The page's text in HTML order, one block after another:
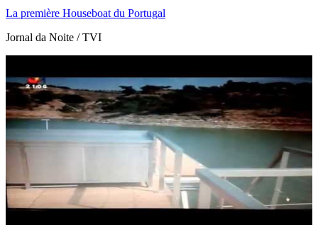
La première Houseboat du Portugal
Jornal da Noite / TVI